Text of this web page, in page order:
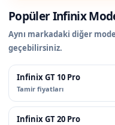
Popüler Infinix
Aynı markadaki diğer
geçebilirsiniz.
Infinix GT 10 Pro
Tamir fiyatları
Infinix GT 20 Pro